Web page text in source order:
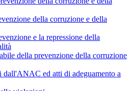
della corruzione e della
e la repressione della
della prevenzione della corruzione
dall'ANAC ed atti di adeguamento a